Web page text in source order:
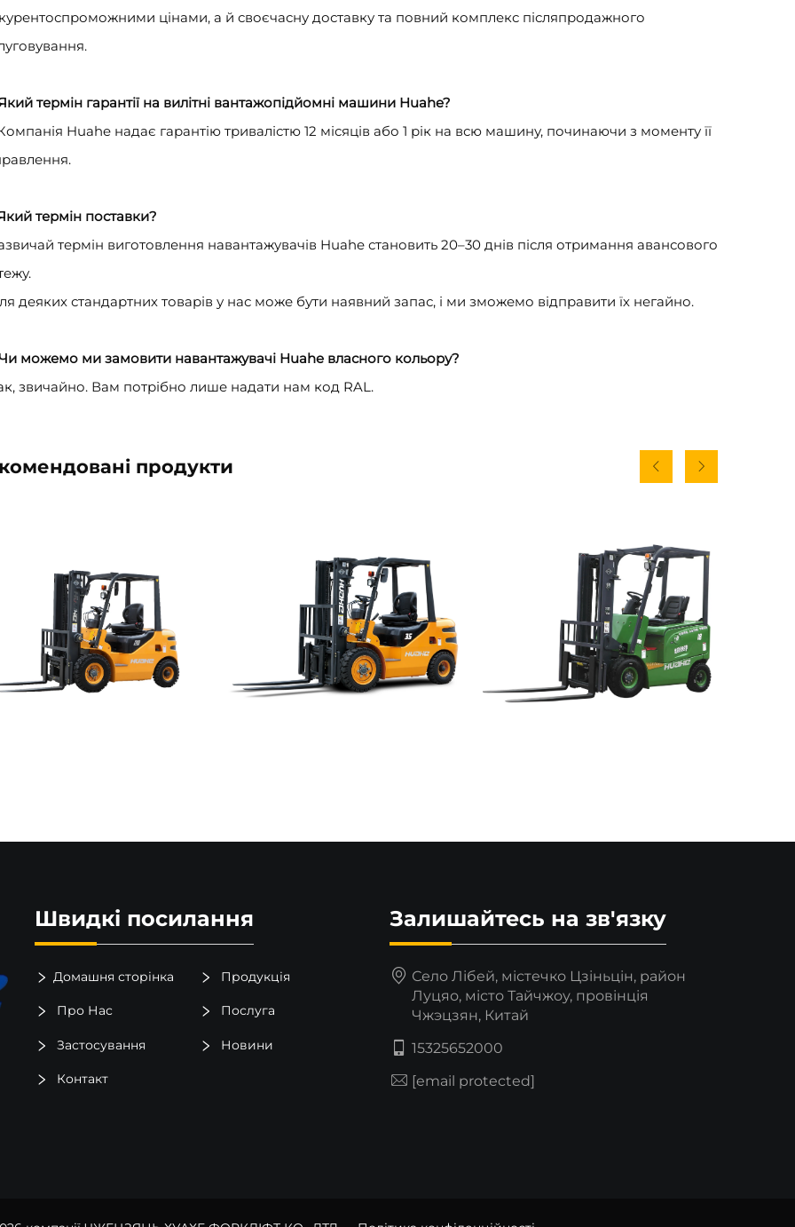
цінами, а й своєчасну доставку та повний комплекс післяпродажного
термін гарантії на вилітні вантажопідйомні машини Huahe?
Huahe надає гарантію тривалістю 12 місяців або 1 рік на всю машину, починаючи з моменту її
термін поставки?
термін виготовлення навантажувачів Huahe становить 20–30 днів після отримання авансового
деяких стандартних товарів у нас може бути наявний запас, і ми зможемо відправити їх негайно.
можемо ми замовити навантажувачі Huahe власного кольору?
звичайно. Вам потрібно лише надати нам код RAL.
продукти
Швидкі посилання
Домашня сторінка Продукція
Про Нас Послуга
Застосування Новини
Контакт
Залишайтесь на зв'язку
Село Лібей, містечко Цзіньцін, район
Луцяо, місто Тайчжоу, провінція
Чжэцзян, Китай
15325652000
[email protected]